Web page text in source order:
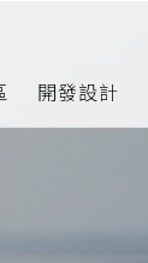
開發設計